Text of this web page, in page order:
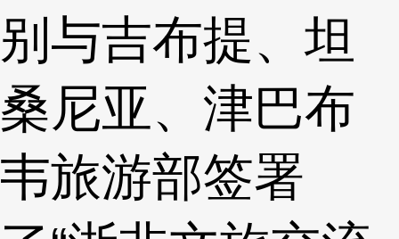
别与吉布提、坦
桑尼亚、津巴布
韦旅游部签署